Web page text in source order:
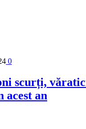
0
scurți,
acest an